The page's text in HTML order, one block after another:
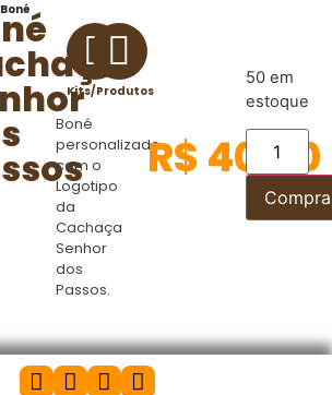
Boné
personalizado
com o
Logotipo
da
Cachaça
Senhor
dos
Passos.
Kits/Produtos
R$40,00
50 em
estoque